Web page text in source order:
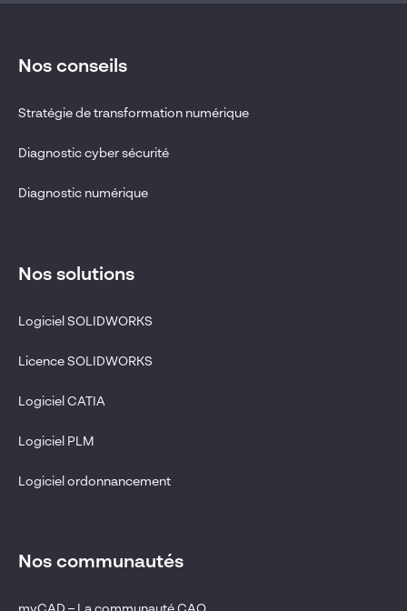
Nos conseils
Stratégie de transformation numérique
Diagnostic cyber sécurité
Diagnostic numérique
Nos solutions
Logiciel SOLIDWORKS
Licence SOLIDWORKS
Logiciel CATIA
Logiciel PLM
Logiciel ordonnancement
Nos communautés